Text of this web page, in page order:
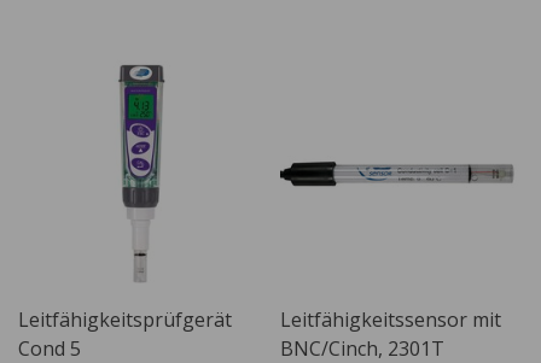
Leitfähigkeitsprüfgerät
Cond 5
Leitfähigkeitssensor mit
BNC/Cinch, 2301T